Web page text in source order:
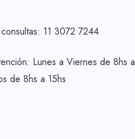
11 3072 7244
Lunes a Viernes de 8hs a
de 8hs a 15hs